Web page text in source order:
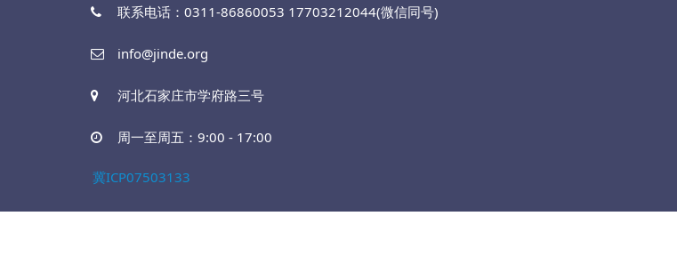
联系电话：0311-86860053 17703212044(微信同号)
info@jinde.org
河北石家庄市学府路三号
周一至周五：9:00 - 17:00
冀ICP07503133